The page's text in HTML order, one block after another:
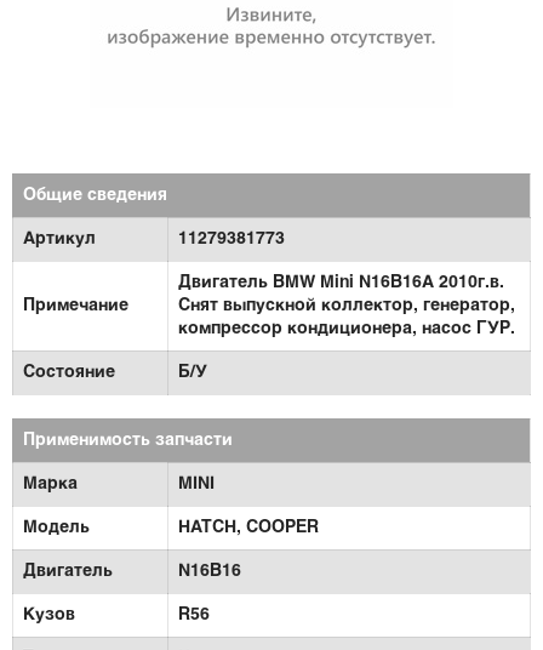
Общие сведения
Артикул 11279381773
Примечание
Двигатель BMW Mini N16B16A 2010г.в.
Снят выпускной коллектор, генератор,
компрессор кондиционера, насос ГУР.
Состояние Б/У
Применимость запчасти
Марка MINI
Модель HATCH, COOPER
Двигатель N16B16
Кузов R56